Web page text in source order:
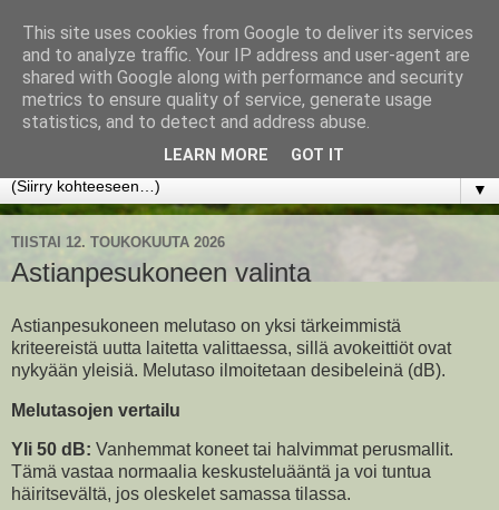
www.jyrkikokko.fi
Uusi Suunta - Jokainen hetki tarjoaa tilaisuuden muuttaa
▼
TIISTAI 12. TOUKOKUUTA 2026
Astianpesukoneen valinta
Astianpesukoneen melutaso on yksi tärkeimmistä
kriteereistä uutta laitetta valittaessa, sillä avokeittiöt ovat
nykyään yleisiä. Melutaso ilmoitetaan desibeleinä (dB).
Melutasojen vertailu
Yli 50 dB: Vanhemmat koneet tai halvimmat perusmallit.
Tämä vastaa normaalia keskusteluääntä ja voi tuntua
häiritsevältä, jos oleskelet samassa tilassa.
This site uses cookies from Google to deliver its services
and to analyze traffic. Your IP address and user-agent are
shared with Google along with performance and security
metrics to ensure quality of service, generate usage
statistics, and to detect and address abuse.
LEARN MORE GOT IT